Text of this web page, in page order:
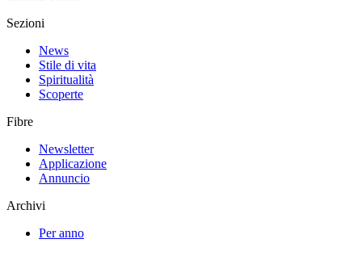
Sezioni
News
Stile di vita
Spiritualità
Scoperte
Fibre
Newsletter
Applicazione
Annuncio
Archivi
Per anno